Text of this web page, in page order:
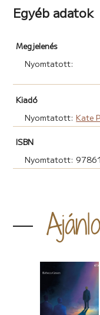
Egyéb adatok
Megjelenés
Nyomtatott:
Kiadó
Nyomtatott: Kate
ISBN
Nyomtatott: